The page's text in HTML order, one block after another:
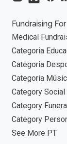
Fundraising For
Medical
Categoria
Categoria
Categoria
Category Social
Category
Category
See More PT